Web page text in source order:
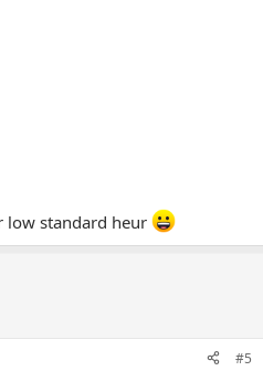
low standard heur
#5